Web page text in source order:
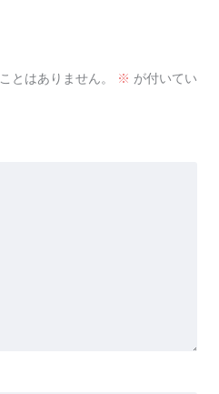
とはありません。 ※ が付いてい